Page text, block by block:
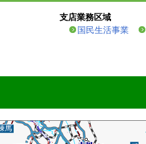
支店業務区域
国民生活事業